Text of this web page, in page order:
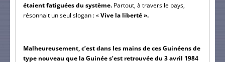
étaient fatiguées du système. Partout, à travers le pays,
résonnait un seul slogan : « Vive la liberté ».
Malheureusement, c’est dans les mains de ces Guinéens de
type nouveau que la Guinée s’est retrouvée du 3 avril 1984